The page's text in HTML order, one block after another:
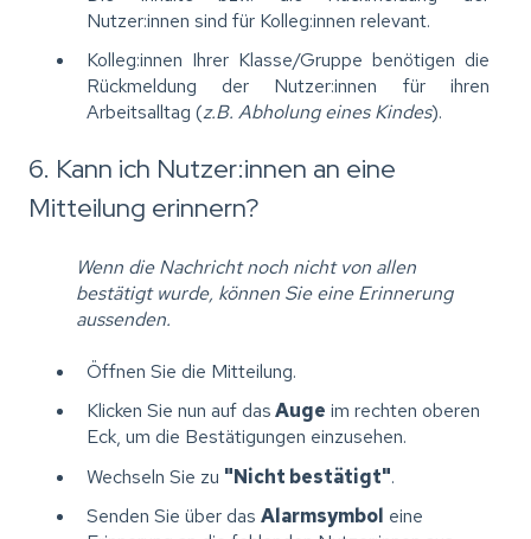
Nutzer:innen sind für Kolleg:innen relevant.
Kolleg:innen Ihrer Klasse/Gruppe benötigen die
Rückmeldung der Nutzer:innen für ihren
Arbeitsalltag (z.B. Abholung eines Kindes).
6. Kann ich Nutzer:innen an eine
Mitteilung erinnern?
Wenn die Nachricht noch nicht von allen
bestätigt wurde, können Sie eine Erinnerung
aussenden.
Öffnen Sie die Mitteilung.
Klicken Sie nun auf dasAuge im rechten oberen
Eck, um die Bestätigungen einzusehen.
Wechseln Sie zu "Nicht bestätigt".
Senden Sie über das Alarmsymbol eine